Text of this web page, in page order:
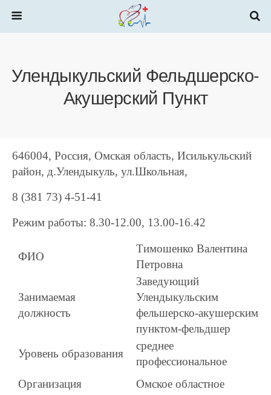
Улендыкульский Фельдшерско-
Акушерский Пункт
646004, Россия, Омская область, Исилькульский
район, д.Улендыкуль, ул.Школьная,
8 (381 73) 4-51-41
Режим работы: 8.30-12.00, 13.00-16.42
ФИО
Тимошенко Валентина
Петровна
Занимаемая
должность
Заведующий
Улендыкульским
фельшерско-акушерским
пунктом-фельдшер
Уровень образования
среднее
профессиональное
Организация
Омское областное